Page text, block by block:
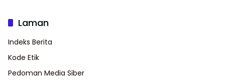
Laman
Indeks Berita
Kode Etik
Pedoman Media Siber